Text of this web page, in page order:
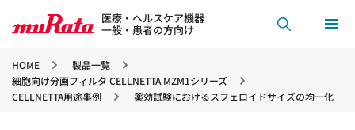
医療・ヘルスケア機器
一般・患者の方向け
HOME
製品一覧
細胞向け分画フィルタ CELLNETTA MZM1シリーズ
CELLNETTA用途事例
薬効試験におけるスフェロイドサイズの均一化